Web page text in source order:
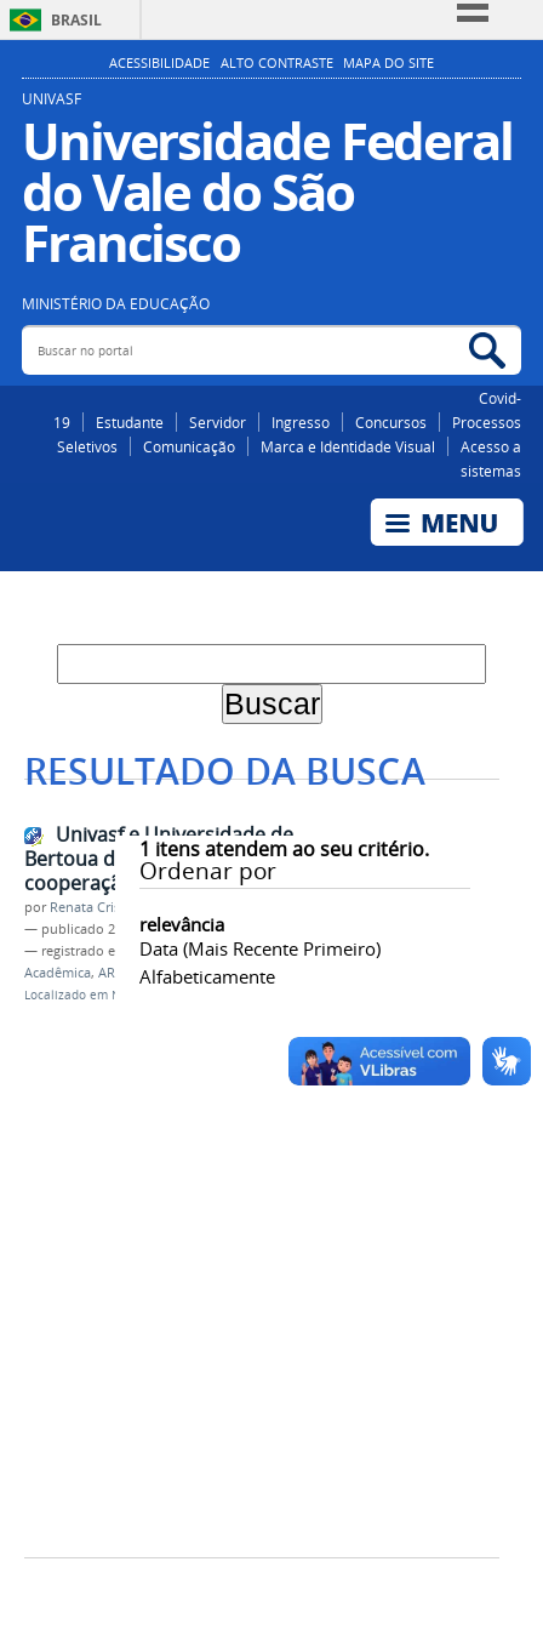
BRASIL
Simplifique!
Participe
Acesso à informação
Legislação
ACESSIBILIDADE ALTO CONTRASTE MAPA DO SITE
UNIVASF
Universidade Federal
do Vale do São
Francisco
MINISTÉRIO DA EDUCAÇÃO
Buscar no portal
Covid-
19
Estudante Servidor Ingresso Concursos
Processos
Seletivos
Comunicação Marca e Identidade Visual
Acesso a
sistemas
RESULTADO DA BUSCA
1 itens atendem ao seu critério.
Ordenar por
relevância
Data (mais Recente Primeiro)
Alfabeticamente
Univasf e Universidade de
Bertoua dialogam sobre
cooperação acadêmica
por Renata Cristina de Sá Barreto Freitas
— publicado 25/08/2023
— registrado em:
Internacionalização,Cooperação
Acadêmica, ARI Gabinete da Reitoria
Localizado em Notícias